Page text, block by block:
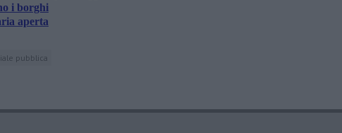
i borghi
aperta
pubblica